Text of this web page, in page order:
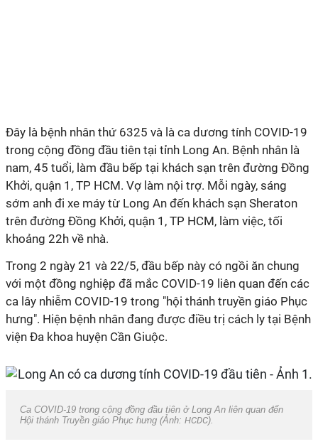
Đây là bệnh nhân thứ 6325 và là ca dương tính COVID-19
trong cộng đồng đầu tiên tại tỉnh Long An. Bệnh nhân là
nam, 45 tuổi, làm đầu bếp tại khách sạn trên đường Đồng
Khởi, quận 1, TP HCM. Vợ làm nội trợ. Mỗi ngày, sáng
sớm anh đi xe máy từ Long An đến khách sạn Sheraton
trên đường Đồng Khởi, quận 1, TP HCM, làm việc, tối
khoảng 22h về nhà.
Trong 2 ngày 21 và 22/5, đầu bếp này có ngồi ăn chung
với một đồng nghiệp đã mắc COVID-19 liên quan đến các
ca lây nhiễm COVID-19 trong "hội thánh truyền giáo Phục
hưng". Hiện bệnh nhân đang được điều trị cách ly tại Bệnh
viện Đa khoa huyện Cần Giuộc.
Ca COVID-19 trong cộng đồng đầu tiên ở Long An liên quan đến
Hội thánh Truyền giáo Phục hưng (Ảnh: HCDC).